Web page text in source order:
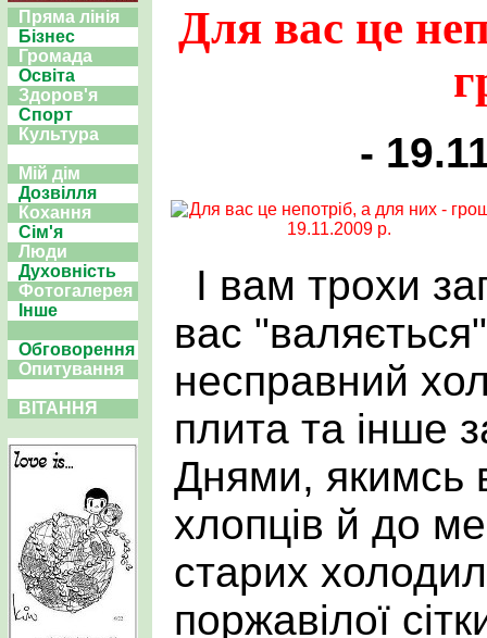
Пряма лінія
Бізнес
Громада
Освіта
Здоров'я
Спорт
Культура
Мій дім
Дозвілля
Кохання
Сім'я
Люди
Духовність
Фотогалерея
Інше
Обговорення
Опитування
ВІТАННЯ
Для вас це
-
І вам трохи
вас
несправний
плита та інше
Днями, якимсь
хлопців й до
старих
поржавілої